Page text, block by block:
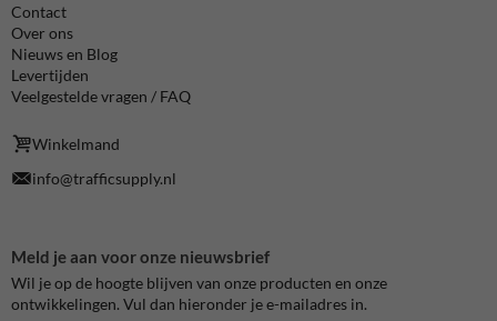
Contact
Over ons
Nieuws en Blog
Levertijden
Veelgestelde vragen / FAQ
Winkelmand
info@trafficsupply.nl
Meld je aan voor onze nieuwsbrief
Wil je op de hoogte blijven van onze producten en onze
ontwikkelingen. Vul dan hieronder je e-mailadres in.